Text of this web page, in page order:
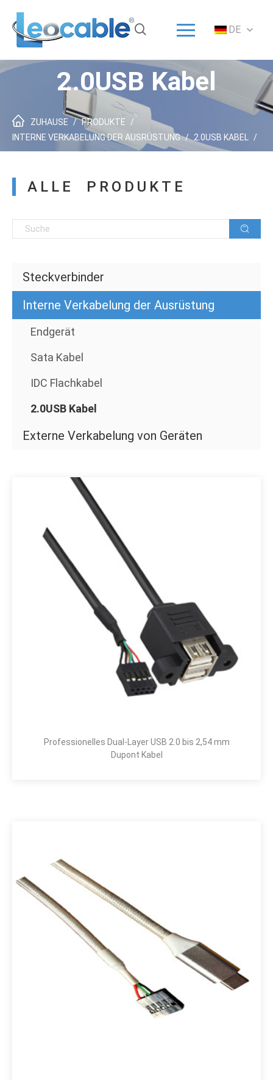
Startseite
Lösung
Produkte
ODM / OEM
Über uns
Neuigkeiten
DE
2.0USB Kabel
ZUHAUSE / PRODUKTE
/
INTERNE VERKABELUNG DER AUSRÜSTUNG / 2.0USB KABEL /
ALLE PRODUKTE
Steckverbinder
Interne Verkabelung der Ausrüstung
Endgerät
Sata Kabel
IDC Flachkabel
2.0USB Kabel
Externe Verkabelung von Geräten
Professionelles Dual-Layer USB 2.0 bis 2,54 mm
Dupont Kabel